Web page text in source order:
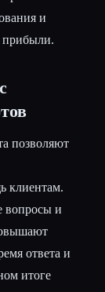
и
прибыли.
позволяют
клиентам.
вопросы и
ответа и
итоге